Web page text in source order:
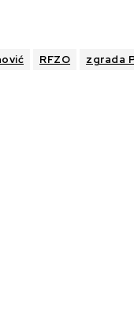
RFZO zgrada